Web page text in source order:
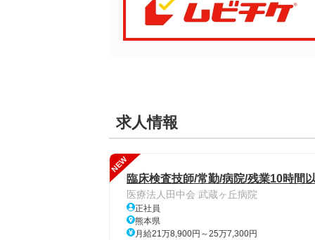
求人情報
NEW
臨床検査技師/常勤/病院/残業10時間
医療法人田中会 武蔵ヶ丘病院
正社員
熊本県
月給21万8,900円～25万7,300円